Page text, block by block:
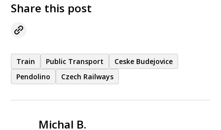
Share this post
Train Public Transport
Ceske Budejovice
Pendolino
Czech Railways
Michal B.